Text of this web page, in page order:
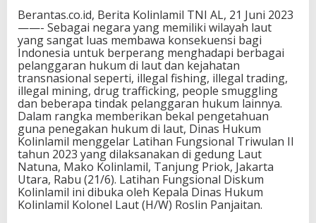
Berantas.co.id, Berita Kolinlamil TNI AL, 21 Juni 2023
——- Sebagai negara yang memiliki wilayah laut
yang sangat luas membawa konsekuensi bagi
Indonesia untuk berperang menghadapi berbagai
pelanggaran hukum di laut dan kejahatan
transnasional seperti, illegal fishing, illegal trading,
illegal mining, drug trafficking, people smuggling
dan beberapa tindak pelanggaran hukum lainnya.
Dalam rangka memberikan bekal pengetahuan
guna penegakan hukum di laut, Dinas Hukum
Kolinlamil menggelar Latihan Fungsional Triwulan II
tahun 2023 yang dilaksanakan di gedung Laut
Natuna, Mako Kolinlamil, Tanjung Priok, Jakarta
Utara, Rabu (21/6). Latihan Fungsional Diskum
Kolinlamil ini dibuka oleh Kepala Dinas Hukum
Kolinlamil Kolonel Laut (H/W) Roslin Panjaitan.